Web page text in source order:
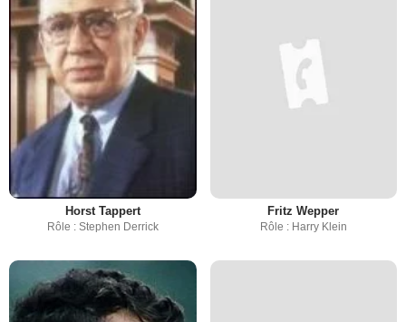
Horst Tappert
Rôle : Stephen Derrick
Fritz Wepper
Rôle : Harry Klein